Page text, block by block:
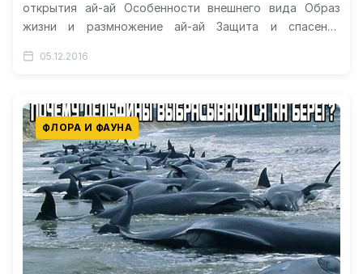
открытия ай-ай Особенности внешнего вида Образ
жизни и размножение ай-ай Защита и спасение
мадагаскарской руконожки (ай-ай)…
05.12.2016
ФЛОРА И ФАУНА